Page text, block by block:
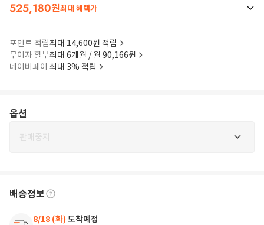
525,180원최대 혜택가
포인트 적립최대 14,600원 적립
무이자 할부최대 6개월 / 월 90,166원
네이버페이 최대 3% 적립
옵션
판매중지
배송정보
8/18 (화) 도착예정